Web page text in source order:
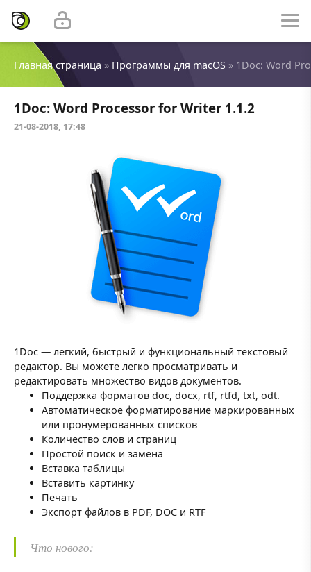
Главная страница » Программы для macOS » 1Doc: Word
1Doc: Word Processor for Writer 1.1.2
21-08-2018, 17:48
1Doc — легкий, быстрый и функциональный текстовый
редактор. Вы можете легко просматривать и
редактировать множество видов документов.
Поддержка форматов doc, docx, rtf, rtfd, txt, odt.
Автоматическое форматирование маркированных
или пронумерованных списков
Количество слов и страниц
Простой поиск и замена
Вставка таблицы
Вставить картинку
Печать
Экспорт файлов в PDF, DOC и RTF
Что нового: